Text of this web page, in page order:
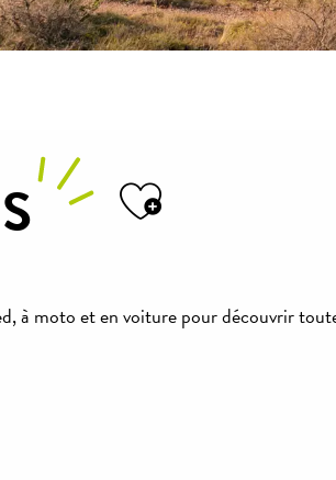
Ajouter
à moto et en voiture pour découvrir